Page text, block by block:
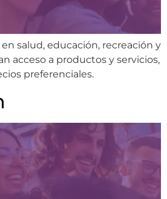
salud, educación, recreación y
acceso a productos y servicios,
preferenciales.